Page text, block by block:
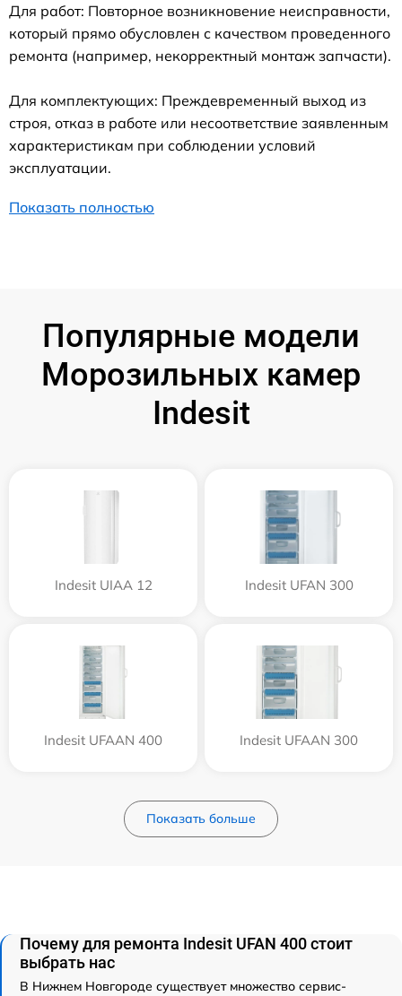
Для работ: Повторное возникновение неисправности,
который прямо обусловлен с качеством проведенного
ремонта (например, некорректный монтаж запчасти).
Для комплектующих: Преждевременный выход из
строя, отказ в работе или несоответствие заявленным
характеристикам при соблюдении условий
эксплуатации.
Показать полностью
Популярные модели
Морозильных камер
Indesit
Indesit UIAA 12 Indesit UFAN 300
Indesit UFAAN 400 Indesit UFAAN 300
Показать больше
Почему для ремонта Indesit UFAN 400 стоит
выбрать нас
В Нижнем Новгороде существует множество сервис-